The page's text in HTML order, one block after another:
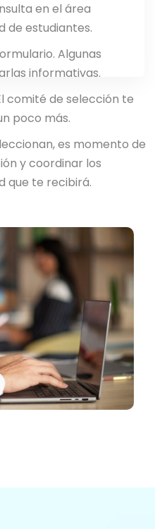
en el área
de estudiantes.
Algunas
informativas.
comité de selección te
poco más.
es momento de
y coordinar los
que te recibirá.